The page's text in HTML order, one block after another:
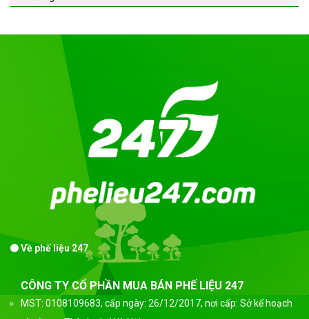
Về phế liệu 247
CÔNG TY CỔ PHẦN MUA BÁN PHẾ LIỆU 247
MST: 0108109683, cấp ngày: 26/12/2017, nơi cấp: Sở kế hoạch